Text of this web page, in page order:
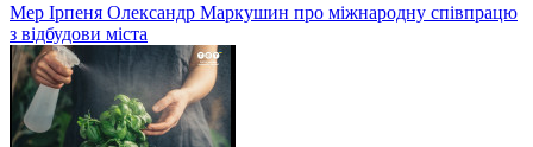
Мер Ірпеня Олександр Маркушин про міжнародну співпрацю
з відбудови міста